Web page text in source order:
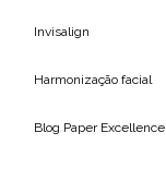
Invisalign
Harmonização facial
Blog Paper Excellence